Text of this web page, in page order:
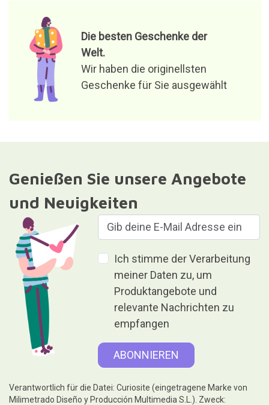
Die besten Geschenke der
Welt.
Wir haben die originellsten
Geschenke für Sie ausgewählt
Genießen Sie unsere Angebote
und Neuigkeiten
Ich stimme der Verarbeitung
meiner Daten zu, um
Produktangebote und
relevante Nachrichten zu
empfangen
Verantwortlich für die Datei: Curiosite (eingetragene Marke von
Milimetrado Diseño y Producción Multimedia S.L.). Zweck: